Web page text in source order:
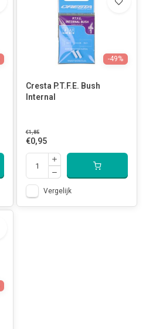
-49%
Cresta P.T.F.E. Bush
Internal
€1,85
€0,95
Vergelijk